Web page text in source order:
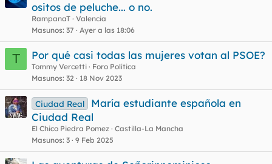
ositos de peluche... o no.
RampanaT Valencia
Masunos 37 Ayer a las 18:06
T Por qué casi todas las mujeres votan al PSOE?
Tommy Vercetti
Foro Política
Masunos 32 18 Nov 2023
Ciudad Real
María estudiante española en
Ciudad Real
El Chico Piedra Pomez Castilla-La Mancha
Masunos 3 9 Feb 2025